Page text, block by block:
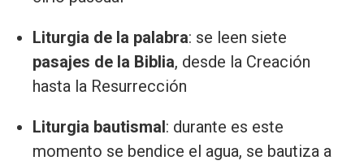
Liturgia de la palabra: se leen siete
pasajes de la Biblia, desde la Creación
hasta la Resurrección
Liturgia bautismal: durante es este
momento se bendice el agua, se bautiza a